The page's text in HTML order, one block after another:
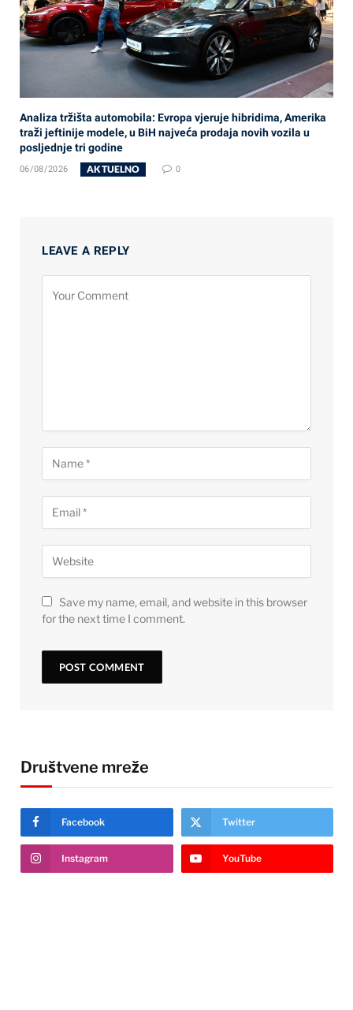
Analiza tržišta automobila: Evropa vjeruje hibridima, Amerika
traži jeftinije modele, u BiH najveća prodaja novih vozila u
posljednje tri godine
06/08/2026 AKTUELNO 0
LEAVE A REPLY
Save my name, email, and website in this browser
for the next time I comment.
Društvene mreže
Facebook Twitter
Instagram YouTube